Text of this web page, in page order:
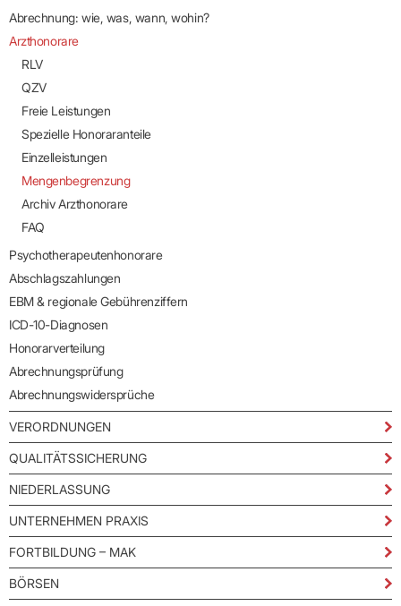
Abrechnung: wie, was, wann, wohin?
Arzthonorare
RLV
QZV
Freie Leistungen
Spezielle Honoraranteile
Einzelleistungen
Mengenbegrenzung
Archiv Arzthonorare
FAQ
Psychotherapeutenhonorare
Abschlagszahlungen
EBM & regionale Gebührenziffern
ICD-10-Diagnosen
Honorarverteilung
Abrechnungsprüfung
Abrechnungswidersprüche
VERORDNUNGEN
QUALITÄTSSICHERUNG
NIEDERLASSUNG
UNTERNEHMEN PRAXIS
FORTBILDUNG – MAK
BÖRSEN